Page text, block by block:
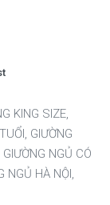
KING SIZE,
, GIƯỜNG
GIƯỜNG NGỦ CÓ
NGỦ HÀ NỘI,